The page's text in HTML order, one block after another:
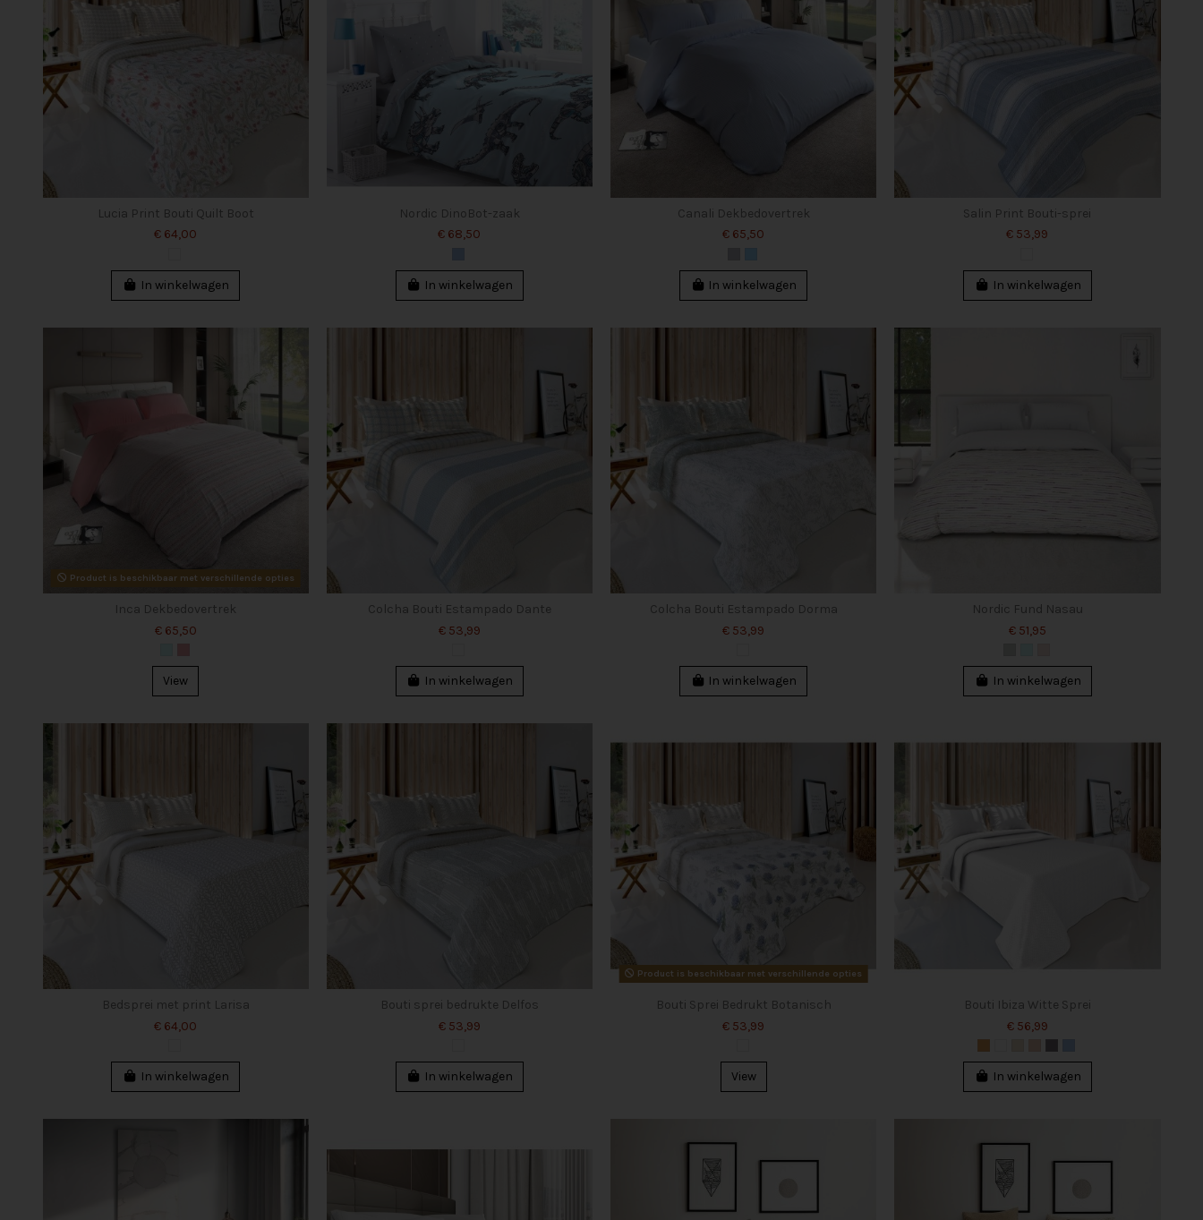
Lucia Print Bouti Quilt Boot
€ 64,00
In winkelwagen
Nordic DinoBot-zaak
€ 68,50
In winkelwagen
Canali Dekbedovertrek
€ 65,50
In winkelwagen
Salin Print Bouti-sprei
€ 53,99
In winkelwagen
Product is beschikbaar met verschillende opties
Inca Dekbedovertrek
€ 65,50
View
Colcha Bouti Estampado Dante
€ 53,99
In winkelwagen
Colcha Bouti Estampado Dorma
€ 53,99
In winkelwagen
Nordic Fund Nasau
€ 51,95
In winkelwagen
Bedsprei met print Larisa
€ 64,00
In winkelwagen
Bouti sprei bedrukte Delfos
€ 53,99
In winkelwagen
Product is beschikbaar met verschillende opties
Bouti Sprei Bedrukt Botanisch
€ 53,99
View
Bouti Ibiza Witte Sprei
€ 56,99
In winkelwagen